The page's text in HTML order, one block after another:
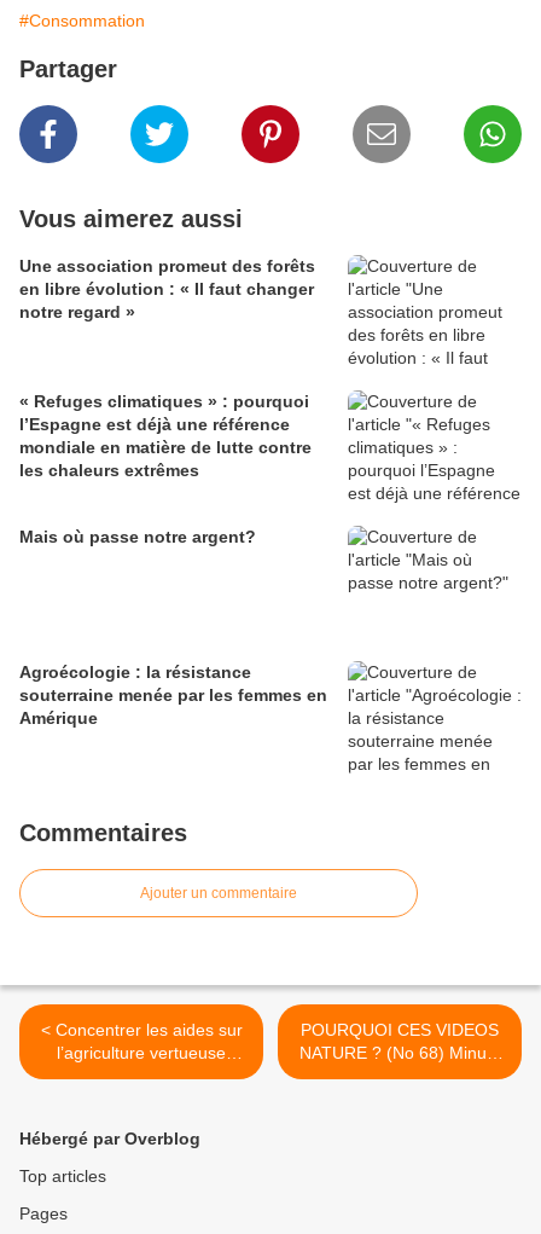
#Consommation
Partager
Vous aimerez aussi
Une association promeut des forêts
en libre évolution : « Il faut changer
notre regard »
« Refuges climatiques » : pourquoi
l’Espagne est déjà une référence
mondiale en matière de lutte contre
les chaleurs extrêmes
Mais où passe notre argent?
Agroécologie : la résistance
souterraine menée par les femmes en
Amérique
Commentaires
Ajouter un commentaire
< Concentrer les aides sur
l’agriculture vertueuse
Alsace Nature et la qualité
POURQUOI CES VIDEOS
NATURE ? (No 68) Minute
salamandre >
Hébergé par Overblog
Top articles
Pages